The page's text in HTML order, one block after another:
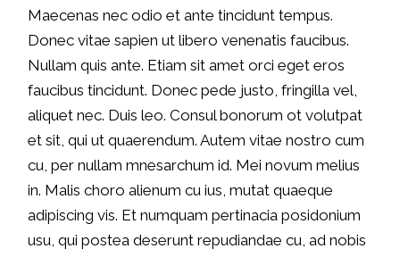
Maecenas nec odio et ante tincidunt tempus.
Donec vitae sapien ut libero venenatis faucibus.
Nullam quis ante. Etiam sit amet orci eget eros
faucibus tincidunt. Donec pede justo, fringilla vel,
aliquet nec. Duis leo. Consul bonorum ot volutpat
et sit, qui ut quaerendum. Autem vitae nostro cum
cu, per nullam mnesarchum id. Mei novum melius
in. Malis choro alienum cu ius, mutat quaeque
adipiscing vis. Et numquam pertinacia posidonium
usu, qui postea deserunt repudiandae cu, ad nobis